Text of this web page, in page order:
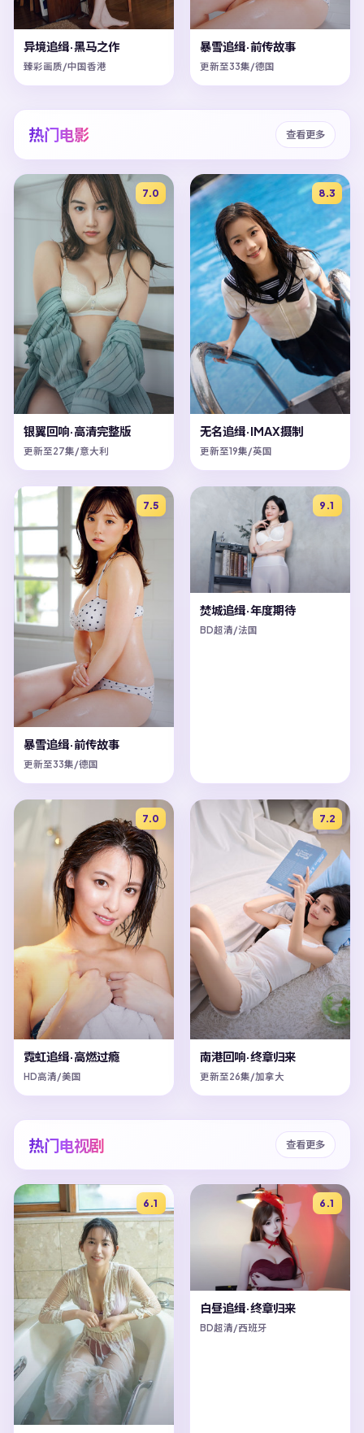
异境追缉·黑马之作
臻彩画质/中国香港
暴雪追缉·前传故事
更新至33集/德国
热门电影 查看更多
7.0
银翼回响·高清完整版
更新至27集/意大利
8.3
无名追缉·IMAX摄制
更新至19集/英国
7.5
暴雪追缉·前传故事
更新至33集/德国
9.1
焚城追缉·年度期待
BD超清/法国
7.0
霓虹追缉·高燃过瘾
HD高清/美国
7.2
南港回响·终章归来
更新至26集/加拿大
热门电视剧 查看更多
6.1 6.1
白昼追缉·终章归来
BD超清/西班牙